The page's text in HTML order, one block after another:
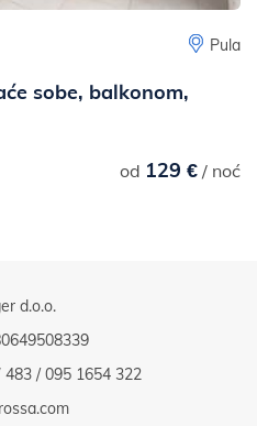
Pula
sobe, balkonom,
od 129 €/ noć
d.o.o.
483/095 1654 322